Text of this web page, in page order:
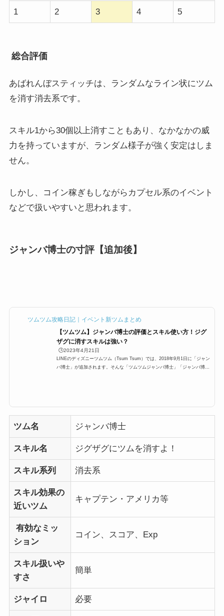
1 2 3 4 5
総合評価
あばれんぼスティッチは、ランダムなライン状にツム
を消す消去系です。
スキル1から30個以上消すこともあり、なかなかの威
力を持っていますが、ランダム様子が強く安定はしま
せん。
しかし、コイン稼ぎもしながらカプセル系のイベント
などで扱いやすいと思われます。
ジャンバ博士の寸評【追加後】
ツムツム攻略日記｜イベント新ツムまとめ
【ツムツム】ジャンバ博士の評価とスキル使い方！ジグ
ザグに消すスキルは強い？
🕒️2023年4月21日
LINEのディズニーツムツム（Tsum Tsum）では、2018年9月1日に「ジャン
バ博士」が追加されます。そんな「ツムツムジャンバ博士」「ジャンバ博士
ツム名 ジャンバ博士
スキル名 ジグザグにツムを消すよ！
スキル系列 消去系
スキル効果の
近いツム
キャプテン・アメリカ等
有効なミッ
ション
コイン、スコア、Exp
スキル扱いや
すさ
簡単
ジャイロ 必要